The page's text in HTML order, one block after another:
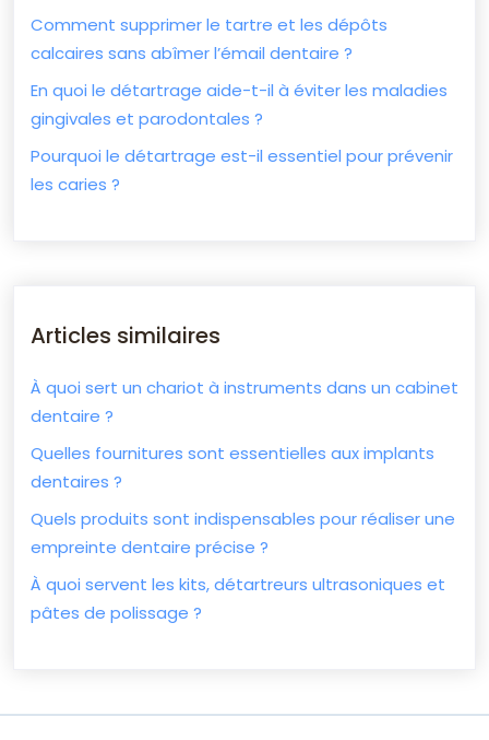
Comment supprimer le tartre et les dépôts
calcaires sans abîmer l’émail dentaire ?
En quoi le détartrage aide-t-il à éviter les maladies
gingivales et parodontales ?
Pourquoi le détartrage est-il essentiel pour prévenir
les caries ?
Articles similaires
À quoi sert un chariot à instruments dans un cabinet
dentaire ?
Quelles fournitures sont essentielles aux implants
dentaires ?
Quels produits sont indispensables pour réaliser une
empreinte dentaire précise ?
À quoi servent les kits, détartreurs ultrasoniques et
pâtes de polissage ?